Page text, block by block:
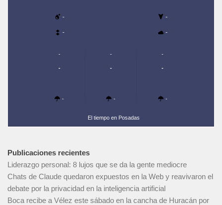
- -
- -
-
-
-
-
-
-
-
-
-
El tiempo en Posadas
Publicaciones recientes
Liderazgo personal: 8 lujos que se da la gente mediocre
Chats de Claude quedaron expuestos en la Web y reavivaron el
debate por la privacidad en la inteligencia artificial
Boca recibe a Vélez este sábado en la cancha de Huracán por